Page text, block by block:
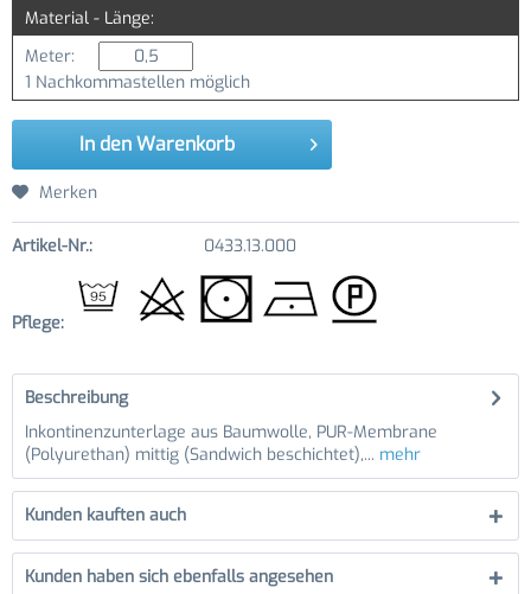
Material - Länge:
Meter:
1 Nachkommastellen möglich
In den Warenkorb
Merken
Artikel-Nr.: 0433.13.000
Pflege:
Beschreibung
Inkontinenzunterlage aus Baumwolle, PUR-Membrane
(Polyurethan) mittig (Sandwich beschichtet),... mehr
Kunden kauften auch
Kunden haben sich ebenfalls angesehen